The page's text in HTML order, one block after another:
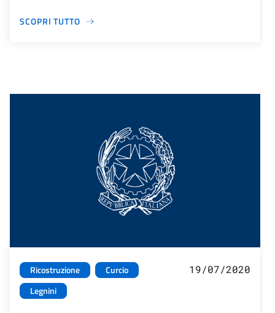
SCOPRI TUTTO
Ricostruzione
Curcio
Legnini
19/07/2020